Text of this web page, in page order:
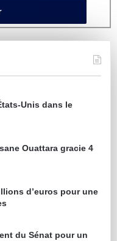
Unis dans le
Ouattara gracie 4
d’euros pour une
du Sénat pour un